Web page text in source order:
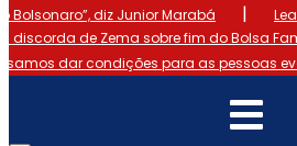
Bolsonaro”, diz Junior Marabá
|
discorda de Zema sobre fim do Bolsa
dar condições para as pessoas